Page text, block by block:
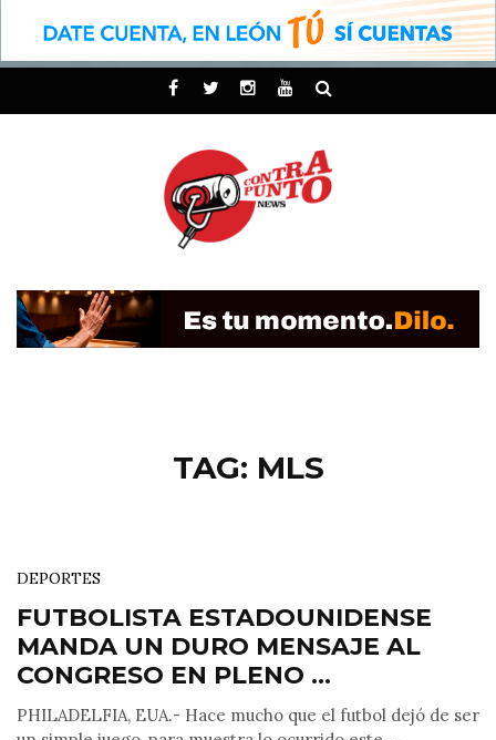
TAG: MLS
DEPORTES
FUTBOLISTA ESTADOUNIDENSE
MANDA UN DURO MENSAJE AL
CONGRESO EN PLENO ...
PHILADELFIA, EUA.- Hace mucho que el futbol dejó de ser